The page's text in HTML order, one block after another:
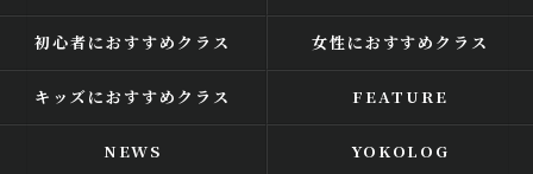
初心者におすすめクラス 女性におすすめクラス
キッズにおすすめクラス FEATURE
NEWS YOKOLOG